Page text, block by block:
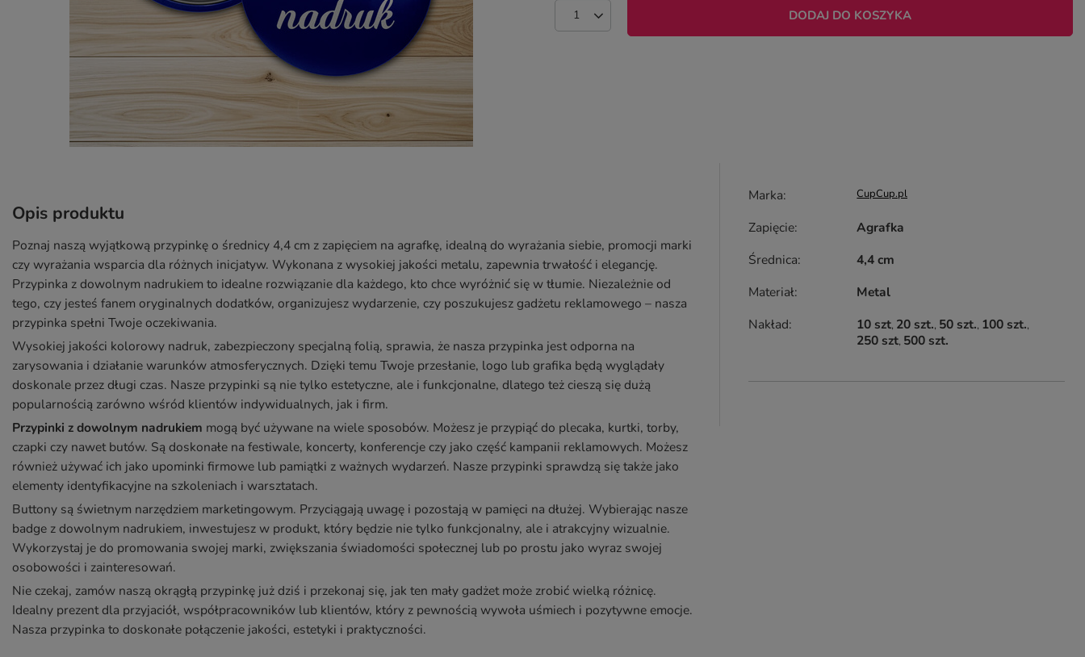
DODAJ DO KOSZYKA
Opis produktu
Poznaj naszą wyjątkową przypinkę o średnicy 4,4 cm z zapięciem na agrafkę, idealną do wyrażania siebie, promocji marki
czy wyrażania wsparcia dla różnych inicjatyw. Wykonana z wysokiej jakości metalu, zapewnia trwałość i elegancję.
Przypinka z dowolnym nadrukiem to idealne rozwiązanie dla każdego, kto chce wyróżnić się w tłumie. Niezależnie od
tego, czy jesteś fanem oryginalnych dodatków, organizujesz wydarzenie, czy poszukujesz gadżetu reklamowego – nasza
przypinka spełni Twoje oczekiwania.
Wysokiej jakości kolorowy nadruk, zabezpieczony specjalną folią, sprawia, że nasza przypinka jest odporna na
zarysowania i działanie warunków atmosferycznych. Dzięki temu Twoje przesłanie, logo lub grafika będą wyglądały
doskonale przez długi czas. Nasze przypinki są nie tylko estetyczne, ale i funkcjonalne, dlatego też cieszą się dużą
popularnością zarówno wśród klientów indywidualnych, jak i firm.
Przypinki z dowolnym nadrukiem mogą być używane na wiele sposobów. Możesz je przypiąć do plecaka, kurtki, torby,
czapki czy nawet butów. Są doskonałe na festiwale, koncerty, konferencje czy jako część kampanii reklamowych. Możesz
również używać ich jako upominki firmowe lub pamiątki z ważnych wydarzeń. Nasze przypinki sprawdzą się także jako
elementy identyfikacyjne na szkoleniach i warsztatach.
Buttony są świetnym narzędziem marketingowym. Przyciągają uwagę i pozostają w pamięci na dłużej. Wybierając nasze
badge z dowolnym nadrukiem, inwestujesz w produkt, który będzie nie tylko funkcjonalny, ale i atrakcyjny wizualnie.
Wykorzystaj je do promowania swojej marki, zwiększania świadomości społecznej lub po prostu jako wyraz swojej
osobowości i zainteresowań.
Nie czekaj, zamów naszą okrągłą przypinkę już dziś i przekonaj się, jak ten mały gadżet może zrobić wielką różnicę.
Idealny prezent dla przyjaciół, współpracowników lub klientów, który z pewnością wywoła uśmiech i pozytywne emocje.
Nasza przypinka to doskonałe połączenie jakości, estetyki i praktyczności.
Marka CupCup.pl
Zapięcie
Agrafka
Średnica
4,4 cm
Materiał
Metal
Nakład
10 szt 20 szt. 50 szt. 100 szt.
250 szt 500 szt.